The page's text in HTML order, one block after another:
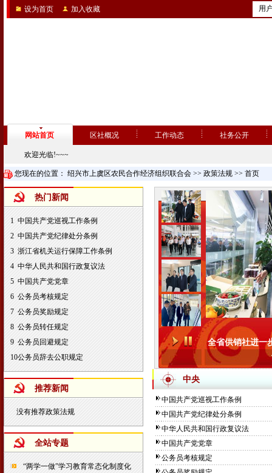
设为首页 加入收藏 用
网站首页 区社概况 工作动态 社务公开
欢迎光临!~~~
您现在的位置： 绍兴市上虞区农民合作经济组织联合会 >> 政策法规 >> 首页
热门新闻
1 中国共产党巡视工作条例
2 中国共产党纪律处分条例
3 浙江省机关运行保障工作条例
4 中华人民共和国行政复议法
5 中国共产党党章
6 公务员考核规定
7 公务员奖励规定
8 公务员转任规定
9 公务员回避规定
10公务员辞去公职规定
推荐新闻
没有推荐政策法规
全站专题
“两学一做”学习教育常态化制度化
全省供销社进一
中央
中国共产党巡视工作条例
中国共产党纪律处分条例
中华人民共和国行政复议法
中国共产党党章
公务员考核规定